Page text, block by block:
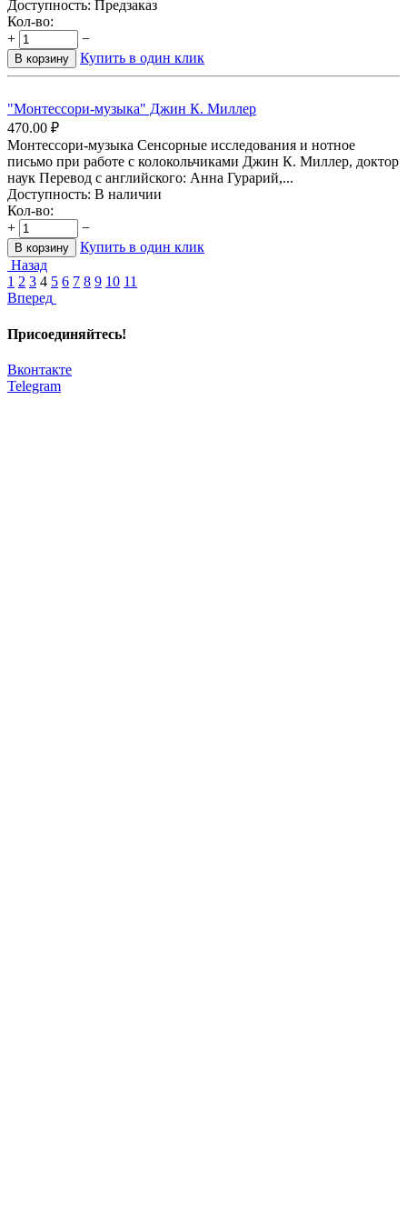
Доступность: Предзаказ
Кол-во:
+
−
В корзину Купить в один клик
"Монтессори-музыка" Джин К. Миллер
470.00 ₽
Монтессори-музыка Сенсорные исследования и нотное
письмо при работе с колокольчиками Джин К. Миллер, доктор
наук Перевод с английского: Анна Гурарий,...
Доступность: В наличии
Кол-во:
+
−
В корзину
Купить в один клик
Назад
1 2 3 4 5 6 7 8 9 10 11
Вперед
Присоединяйтесь!
Вконтакте
Telegram